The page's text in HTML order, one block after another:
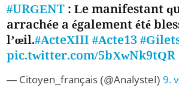
#URGENT : Le manifestant
arrachée a également été
l’œil.#ActeXIII#Acte13
pic.twitter.com/5bXwNk9tQR
— Citoyen_français (@AnalysteI)9.